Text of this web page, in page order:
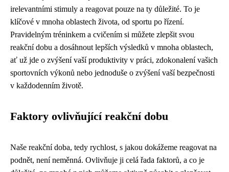
irelevantními stimuly a reagovat pouze na ty důležité. To je
klíčové v mnoha oblastech života, od sportu po řízení.
Pravidelným tréninkem a cvičením si můžete zlepšit svou
reakční dobu a dosáhnout lepších výsledků v mnoha oblastech,
ať už jde o zvýšení vaší produktivity v práci, zdokonalení vašich
sportovních výkonů nebo jednoduše o zvýšení vaší bezpečnosti
v každodenním životě.
Faktory ovlivňující reakční dobu
Naše reakční doba, tedy rychlost, s jakou dokážeme reagovat na
podnět, není neměnná. Ovlivňuje ji celá řada faktorů, a co je